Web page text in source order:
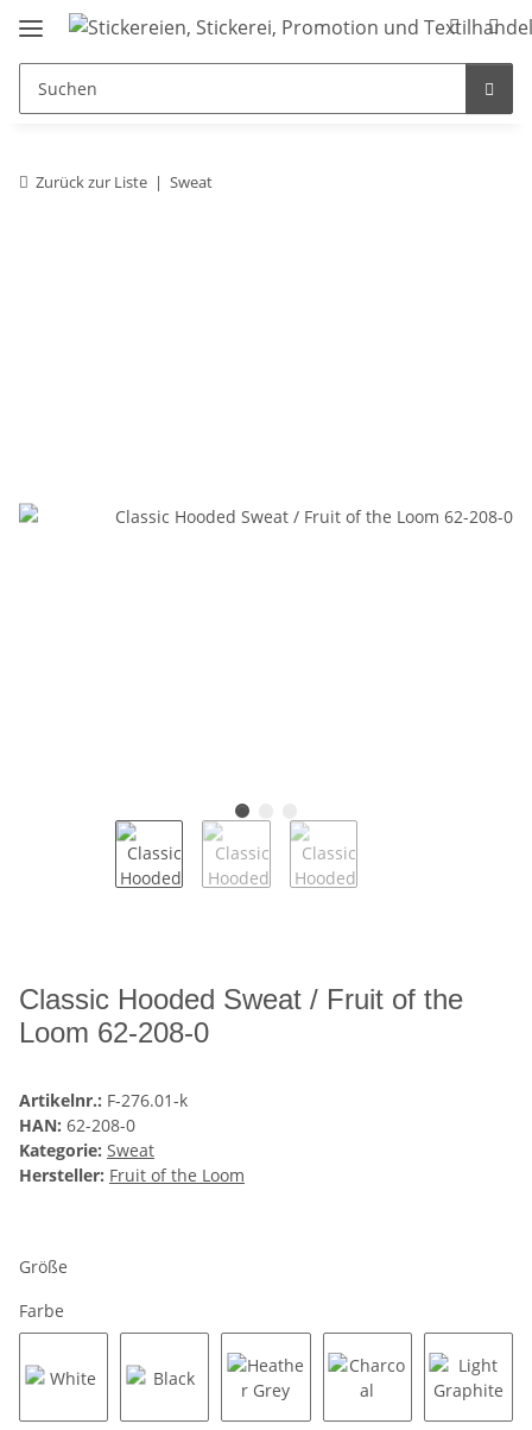
Zurück zur Liste Sweat
Classic Hooded Sweat / Fruit of the
Loom 62-208-0
Artikelnr.: F-276.01-k
HAN: 62-208-0
Kategorie: Sweat
Hersteller: Fruit of the Loom
Größe
Farbe